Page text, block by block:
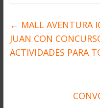
← MALL AVENTURA
JUAN CON
ACTIVIDADES PARA